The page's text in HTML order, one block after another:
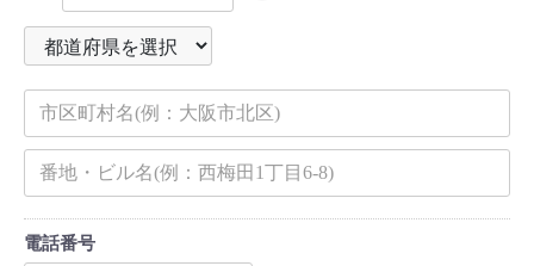
電話番号